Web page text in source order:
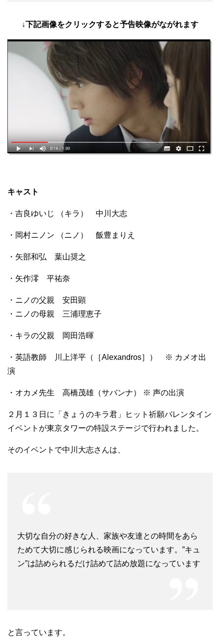
↓下記画像をクリックすると予告映像がながれます
キャスト
・吉良ゆいじ （キラ） 中川大志
・岡村ニノン （ニノ） 飯豊まりえ
・矢部和弘 葉山奨之
・矢作澪 平祐奈
・ニノの父親 安田顕
・ニノの母親 三浦理恵子
・キラの父親 岡田浩暉
・英語教師 川上洋平（［Alexandros］） ※ カメオ出
演
・オカメ先生 高橋茂雄（サバンナ） ※ 声の出演
２月１３日に「きょうのキラ君」ヒット祈願バレンタイン
イベントが東京タワーの特設ステージで行われました。
そのイベントで中川大志さんは、
大切な自分の好きな人、家族や友達との時間をあら
ためて大切に感じられる映画になっています。”キュ
ン”は詰められるだけ詰めて詰め放題になっています
と言っています。